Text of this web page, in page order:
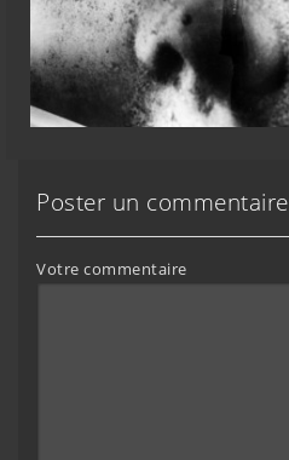
Poster un commentaire
Votre commentaire